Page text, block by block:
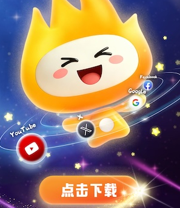
器
旋风加速器
软件中心 雷霆加速
狂飙加速器
快连加速器
小蜜蜂加速器
猎豹加速器
免费vp加速七天试用
费的海外加速器
星星加速器
银河加速器官网
免费vqn外网